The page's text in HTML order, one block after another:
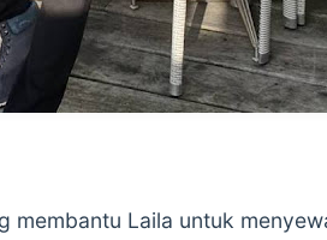
membantu Laila untuk